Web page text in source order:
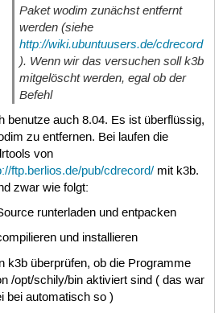
Paket wodim zunächst entfernt
werden (siehe
http://wiki.ubuntuusers.de/cdrecord
). Wenn wir das versuchen soll k3b
mitgelöscht werden, egal ob der
Befehl
benutze auch 8.04. Es ist überflüssig,
zu entfernen. Bei laufen die
von
ftp.berlios.de/pub/cdrecord/mit k3b.
zwar wie folgt:
runterladen und entpacken
und installieren
k3b überprüfen, ob die Programme
/opt/schily/bin aktiviert sind ( das war
bei automatisch so )